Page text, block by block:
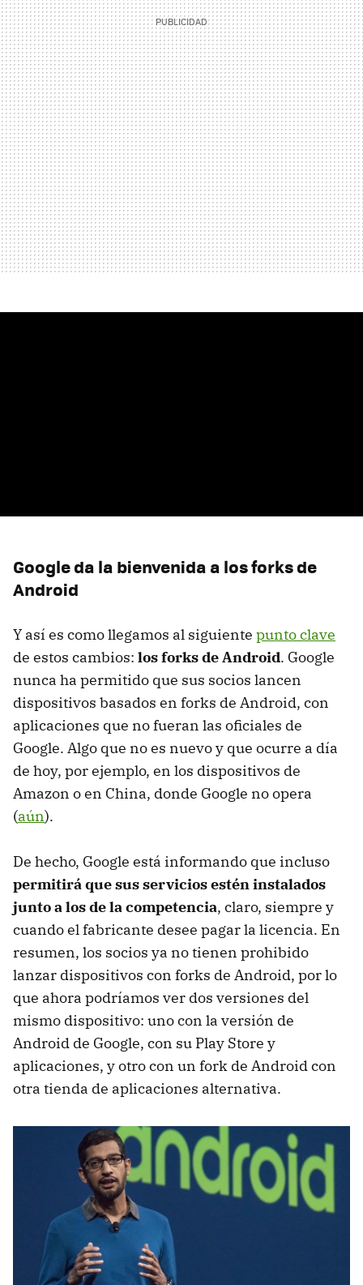
Google da la bienvenida a los forks de
Android
Y así es como llegamos al siguiente punto clave
de estos cambios: los forks de Android. Google
nunca ha permitido que sus socios lancen
dispositivos basados en forks de Android, con
aplicaciones que no fueran las oficiales de
Google. Algo que no es nuevo y que ocurre a día
de hoy, por ejemplo, en los dispositivos de
Amazon o en China, donde Google no opera
(aún).
De hecho, Google está informando que incluso
permitirá que sus servicios estén instalados
junto a los de la competencia, claro, siempre y
cuando el fabricante desee pagar la licencia. En
resumen, los socios ya no tienen prohibido
lanzar dispositivos con forks de Android, por lo
que ahora podríamos ver dos versiones del
mismo dispositivo: uno con la versión de
Android de Google, con su Play Store y
aplicaciones, y otro con un fork de Android con
otra tienda de aplicaciones alternativa.